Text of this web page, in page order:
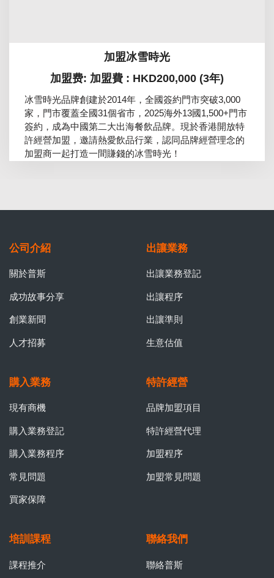
加盟冰雪時光
加盟费: 加盟費 : HKD200,000 (3年)
冰雪時光品牌創建於2014年，全國簽約門市突破3,000
家，門市覆蓋全國31個省市，2025海外13國1,500+門市
簽約，成為中國第二大出海餐飲品牌。現於香港開放特
許經營加盟，邀請熱愛飲品行業，認同品牌經營理念的
加盟商一起打造一間賺錢的冰雪時光！
公司介紹
關於普斯
成功故事分享
創業新聞
人才招募
出讓業務
出讓業務登記
出讓程序
出讓準則
生意估值
購入業務
現有商機
購入業務登記
購入業務程序
常見問題
買家保障
特許經營
品牌加盟項目
特許經營代理
加盟程序
加盟常見問題
培訓課程
課程推介
聯絡我們
聯絡普斯